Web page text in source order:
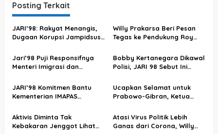
g
a
s
p
s
Posting Terkait
JARI’98: Rakyat Menangis,
Dugaan Korupsi Jampidsus
Ada yang Dilindungi
Willy Prakarsa Beri Pesan
Tegas ke Pendukung Roy
Salah Langkah
Jari’98 Puji Responsifnya
Menteri Imigrasi dan
Banjir di Lapas
Bobby Kertanegara Dikawal
Polisi, JARI 98 Sebut Ini
yang Tidak Tepat
JARI’98 Komitmen Bantu
Kementerian IMAPAS
Narkoba “BLOK HITAM” di
Lapas Seluruh Indonesia
Ucapkan Selamat untuk
Prabowo-Gibran, Ketua
Serukan Semangat untuk
Musisi Jalanan Pasca
Aktivis Diminta Tak
Kebakaran Jenggot Lihat
Atasi Virus Politik Lebih
Ganas dari Corona, Willy